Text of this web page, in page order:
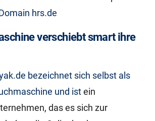
hrs.de
verschiebt smart ihre
bezeichnet sich selbst als
und istein
das es sich zur